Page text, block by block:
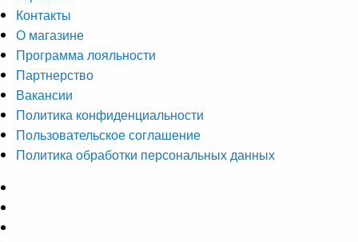
Контакты
О магазине
Программа лояльности
Партнерство
Вакансии
Политика конфиденциальности
Пользовательское соглашение
Политика обработки персональных данных